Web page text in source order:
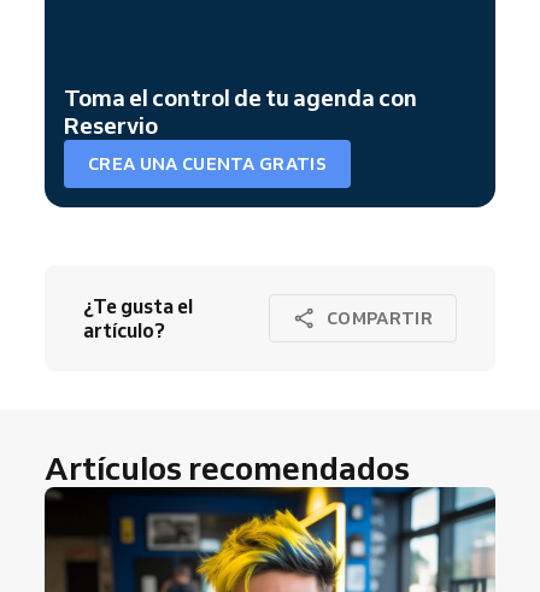
Toma el control de tu agenda con
Reservio
CREA UNA CUENTA GRATIS
¿Te gusta el
artículo?
COMPARTIR
Artículos recomendados